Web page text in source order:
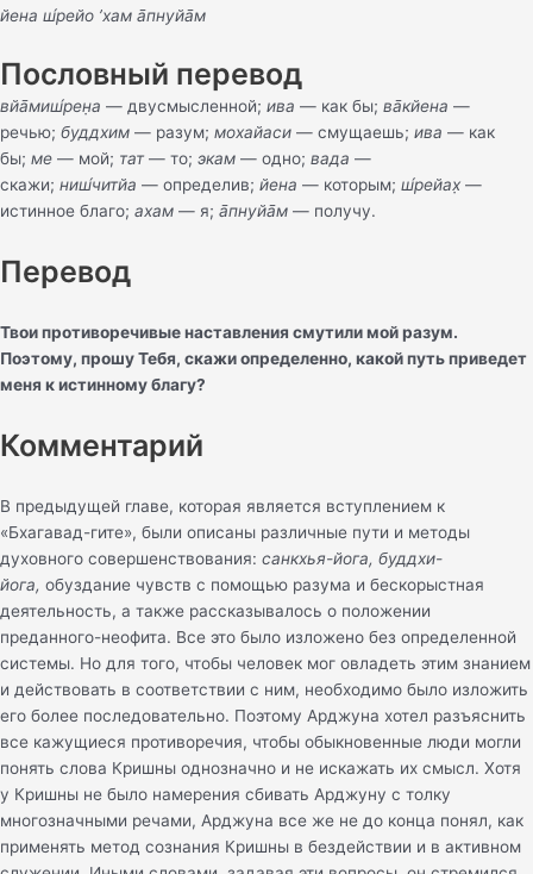
йена ш́рейо ’хам а̄пнуйа̄м
Пословный перевод
вйа̄миш́рен̣а — двусмысленной; ива — как бы; ва̄кйена —
речью; буддхим — разум; мохайаси — смущаешь; ива — как
бы; ме — мой; тат — то; экам — одно; вада —
скажи; ниш́читйа — определив; йена — которым; ш́рейах̣ —
истинное благо; ахам — я; а̄пнуйа̄м — получу.
Перевод
Твои противоречивые наставления смутили мой разум.
Поэтому, прошу Тебя, скажи определенно, какой путь приведет
меня к истинному благу?
Комментарий
В предыдущей главе, которая является вступлением к
«Бхагавад-гите», были описаны различные пути и методы
духовного совершенствования: санкхья-йога, буддхи-
йога, обуздание чувств с помощью разума и бескорыстная
деятельность, а также рассказывалось о положении
преданного-неофита. Все это было изложено без определенной
системы. Но для того, чтобы человек мог овладеть этим знанием
и действовать в соответствии с ним, необходимо было изложить
его более последовательно. Поэтому Арджуна хотел разъяснить
все кажущиеся противоречия, чтобы обыкновенные люди могли
понять слова Кришны однозначно и не искажать их смысл. Хотя
у Кришны не было намерения сбивать Арджуну с толку
многозначными речами, Арджуна все же не до конца понял, как
применять метод сознания Кришны в бездействии и в активном